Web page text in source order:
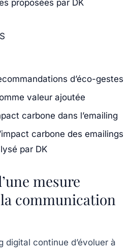
proposées par DK
d’éco-gestes
valeur ajoutée
carbone dans l’emailing
carbone des emailings
par DK
mesure
communication
digital continue d’évoluer à